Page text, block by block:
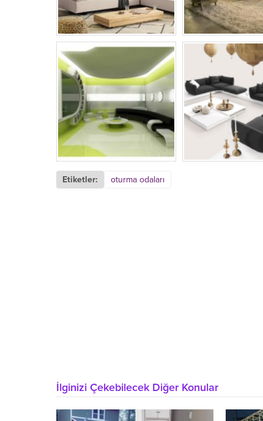
Etiketler: oturma odaları
İlginizi Çekebilecek Diğer Konular